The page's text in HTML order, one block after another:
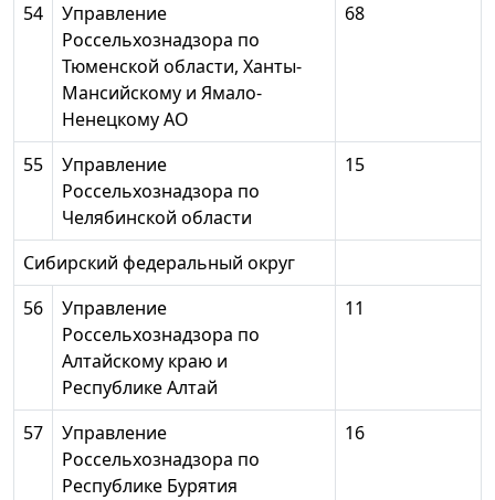
54
Управление
Россельхознадзора по
Тюменской области, Ханты-
Мансийскому и Ямало-
Ненецкому АО
68
55
Управление
Россельхознадзора по
Челябинской области
15
Сибирский федеральный округ
56
Управление
Россельхознадзора по
Алтайскому краю и
Республике Алтай
11
57
Управление
Россельхознадзора по
Республике Бурятия
16